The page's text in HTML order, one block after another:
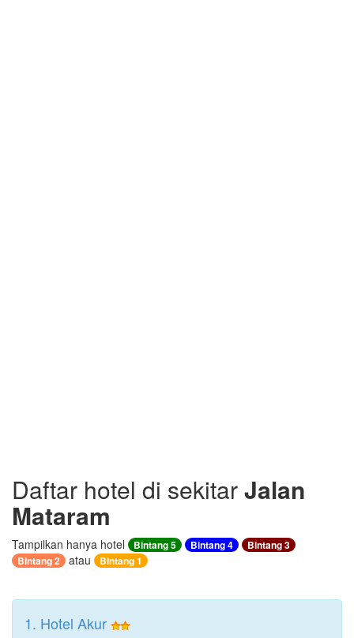
Daftar hotel di sekitarJalan
Mataram
Tampilkan hanya hotel Bintang 5 Bintang 4
Bintang 3
Bintang 2
atau Bintang 1
1. Hotel Akur